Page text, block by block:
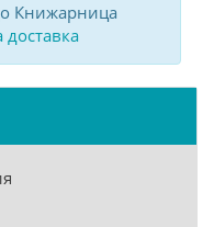
Книжарница
доставка